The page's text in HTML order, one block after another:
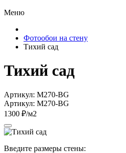
Меню
Фотообои на стену
Тихий сад
Тихий сад
Артикул: M270-BG
Артикул: M270-BG
1300 ₽/м2
Введите размеры стены: